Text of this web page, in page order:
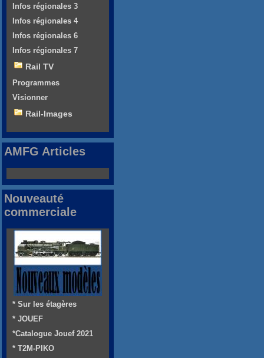
Infos régionales 3
Infos régionales 4
Infos régionales 6
Infos régionales 7
Rail TV
Programmes
Visionner
Rail-Images
AMFG Articles
Nouveauté
commerciale
* Sur les étagères
* JOUEF
*Catalogue Jouef 2021
* T2M-PIKO